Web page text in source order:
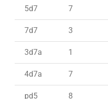
5d7 7
7d7 3
3d7a 1
4d7a 7
pd5 8